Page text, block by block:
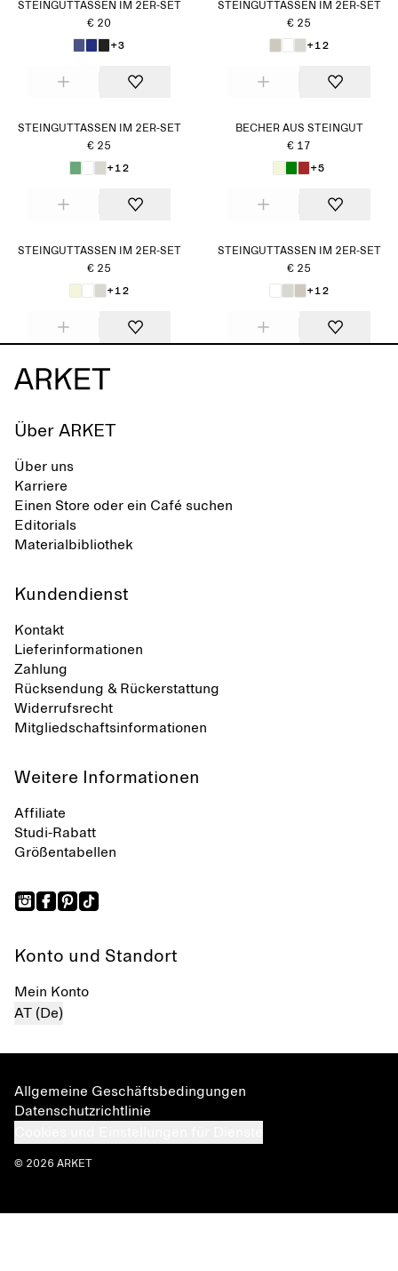
STEINGUTTASSEN IM 2ER-SET
€ 20
+3
STEINGUTTASSEN IM 2ER-SET
€ 25
+12
STEINGUTTASSEN IM 2ER-SET
€ 25
+12
BECHER AUS STEINGUT
€ 17
+5
STEINGUTTASSEN IM 2ER-SET
€ 25
+12
STEINGUTTASSEN IM 2ER-SET
€ 25
+12
Über ARKET
Über uns
Karriere
Einen Store oder ein Café suchen
Editorials
Materialbibliothek
Kundendienst
Kontakt
Lieferinformationen
Zahlung
Rücksendung & Rückerstattung
Widerrufsrecht
Mitgliedschaftsinformationen
Weitere Informationen
Affiliate
Studi-Rabatt
Größentabellen
Konto und Standort
Mein Konto
AT (De)
Allgemeine Geschäftsbedingungen
Datenschutzrichtlinie
© 2026 ARKET